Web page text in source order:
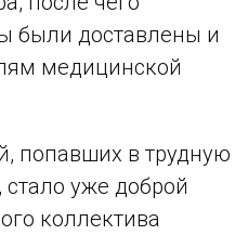
были доставлены и
медицинской
попавших в трудную
уже доброй
коллектива